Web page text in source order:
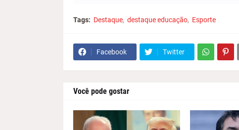
Tags: Destaque destaque educação Esporte
Facebook Twitter
Você pode gostar